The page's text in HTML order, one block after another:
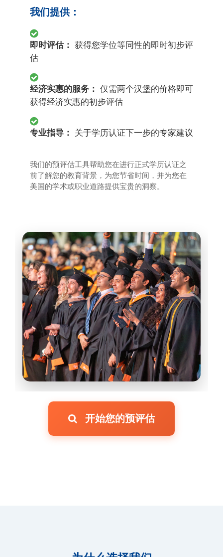
我们提供：
即时评估：
获得您学位等同性的即时初步评
估
经济实惠的服务：
仅需两个汉堡的价格即可
获得经济实惠的初步评估
专业指导： 关于学历认证下一步的专家建议
我们的预评估工具帮助您在进行正式学历认证之
前了解您的教育背景，为您节省时间，并为您在
美国的学术或职业道路提供宝贵的洞察。
开始您的预评估